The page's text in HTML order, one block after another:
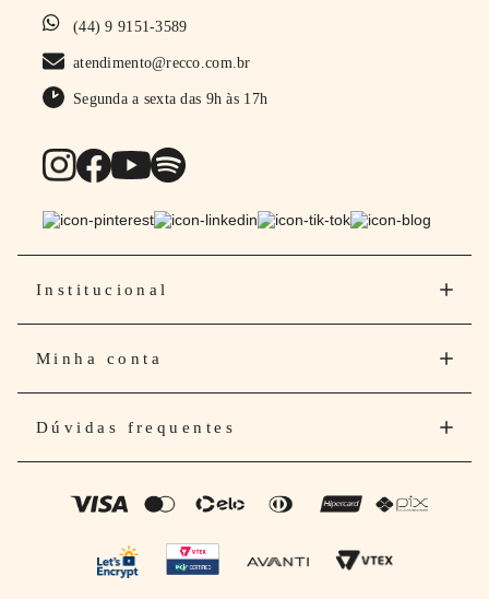
(44) 9 9151-3589
atendimento@recco.com.br
Segunda a sexta das 9h às 17h
Institucional
Minha conta
Dúvidas frequentes